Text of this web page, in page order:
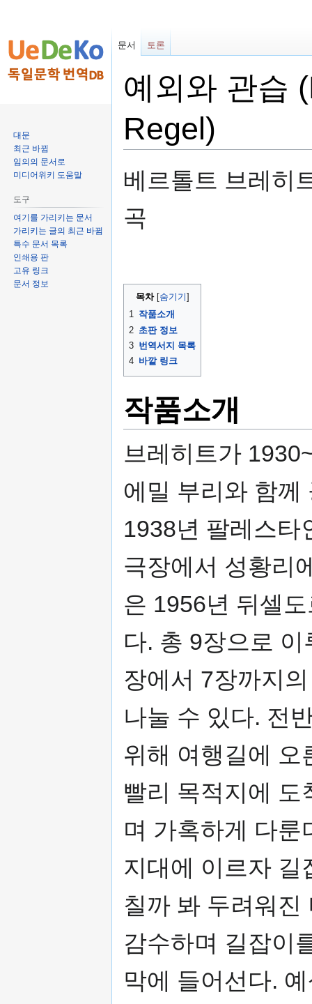
예외와 관습
Regel)
러
기
색
러
베르톨트 브레히
곡
목차
1 작품소개
2 초판 정보
3 번역서지 목록
4 바깥 링크
작품소개
브레히트가
에밀 부리와 함께
1938년 팔레스타
극장에서 성황리
은 1956년 뒤셀
다. 총 9장으로
장에서 7장까지
나눌 수 있다. 전
위해 여행길에 오
빨리 목적지에 도
며 가혹하게 다룬
지대에 이르자 길
칠까 봐 두려워진
감수하며 길잡이
막에 들어선다.
문서 토론
대문
최근 바뀜
임의의 문서로
미디어위키 도움말
도구
여기를 가리키는 문서
가리키는 글의 최근 바뀜
특수 문서 목록
인쇄용 판
고유 링크
문서 정보